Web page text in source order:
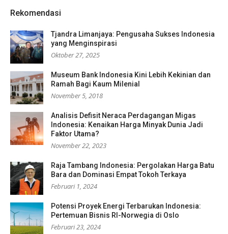
Rekomendasi
Tjandra Limanjaya: Pengusaha Sukses Indonesia
yang Menginspirasi
Oktober 27, 2025
Museum Bank Indonesia Kini Lebih Kekinian dan
Ramah Bagi Kaum Milenial
November 5, 2018
Analisis Defisit Neraca Perdagangan Migas
Indonesia: Kenaikan Harga Minyak Dunia Jadi
Faktor Utama?
November 22, 2023
Raja Tambang Indonesia: Pergolakan Harga Batu
Bara dan Dominasi Empat Tokoh Terkaya
Februari 1, 2024
Potensi Proyek Energi Terbarukan Indonesia:
Pertemuan Bisnis RI-Norwegia di Oslo
Februari 23, 2024